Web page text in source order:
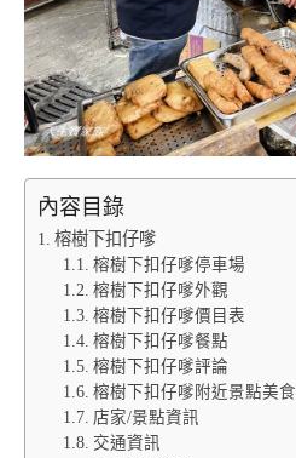
內容目錄
榕樹下扣仔嗲
榕樹下扣仔嗲停車場
榕樹下扣仔嗲外觀
榕樹下扣仔嗲價目表
榕樹下扣仔嗲餐點
榕樹下扣仔嗲評論
榕樹下扣仔嗲附近景點美食
店家/景點資訊
交通資訊